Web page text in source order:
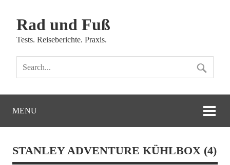
Rad und Fuß
Tests. Reiseberichte. Praxis.
MENU
STANLEY ADVENTURE KÜHLBOX (4)